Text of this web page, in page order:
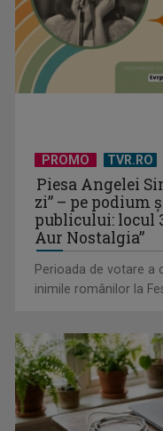
aventură, la TVR 2
Piesa „Un actor
preferinţelor ...
PROMO TVR.RO
Piesa Angelei
zi” – pe
publicului: locul
Aur Nostalgia”
Perioada de votare a
inimile românilor la